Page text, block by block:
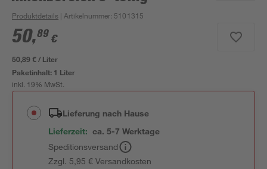
Produktdetails | Artikelnummer: 5101315
50,89 €
50,89 € / Liter
Paketinhalt: 1 Liter
inkl. 19% MwSt.
Lieferung nach Hause
Lieferzeit: ca. 5-7 Werktage
Speditionsversand
Zzgl. 5,95 € Versandkosten